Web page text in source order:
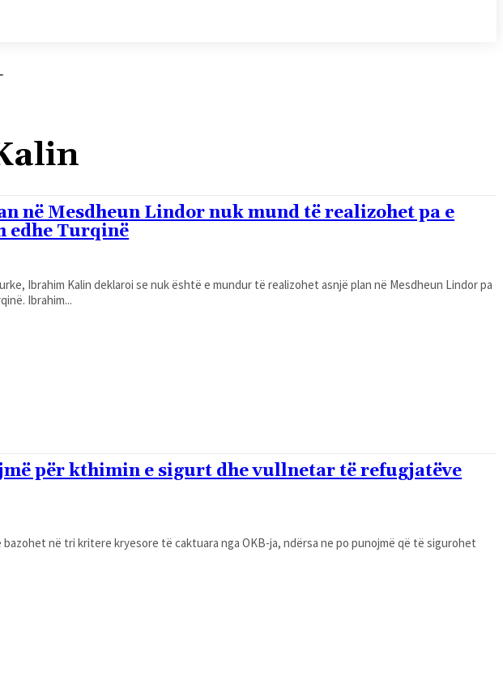
në Mesdheun Lindor nuk mund të realizohet pa e
edhe Turqinë
Ibrahim Kalin deklaroi se nuk është e mundur të realizohet asnjë plan në Mesdheun Lindor pa
e marrë parasysh edhe Turqinë. Ibrahim...
për kthimin e sigurt dhe vullnetar të refugjatëve
në tri kritere kryesore të caktuara nga OKB-ja, ndërsa ne po punojmë që të sigurohet